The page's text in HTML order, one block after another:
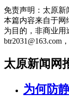
免责声明：太原新
本篇内容来自于网
为目的，非商业用
btr2031@163.com
太原新闻网
为何防